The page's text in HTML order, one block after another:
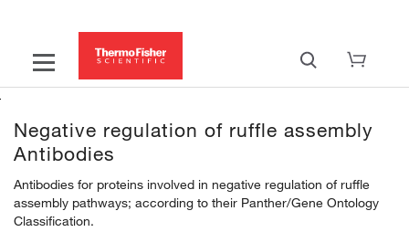
Negative regulation of ruffle assembly
Antibodies
Antibodies for proteins involved in negative regulation of ruffle
assembly pathways; according to their Panther/Gene Ontology
Classification.